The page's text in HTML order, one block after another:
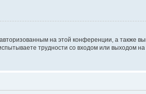
на этой конференции, а также
трудности со входом или выходом